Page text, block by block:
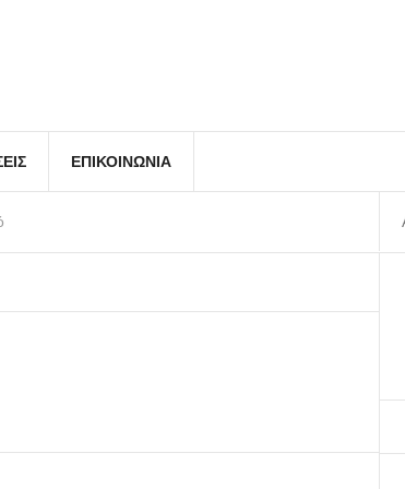
ΕΠΙΚΟΙΝΩΝΙΑ